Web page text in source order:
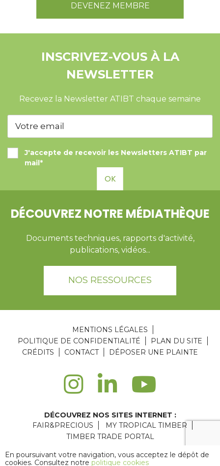
DEVENEZ MEMBRE
INSCRIVEZ-VOUS À LA
NEWSLETTER
Recevez la Newsletter ATIBT chaque semaine
J'accepte de recevoir les Newsletters ATIBT par
mail*
OK
DÉCOUVREZ NOTRE MÉDIATHÈQUE
Documents techniques, rapports d'activité,
publications, vidéos...
NOS RESSOURCES
MENTIONS LÉGALES
POLITIQUE DE CONFIDENTIALITÉ
PLAN DU SITE
CRÉDITS
CONTACT DÉPOSER UNE PLAINTE
DÉCOUVREZ NOS SITES INTERNET :
FAIR&PRECIOUS
MY TROPICAL TIMBER
TIMBER TRADE PORTAL
En poursuivant votre navigation, vous acceptez le dépôt de
cookies. Consultez notre politique cookies